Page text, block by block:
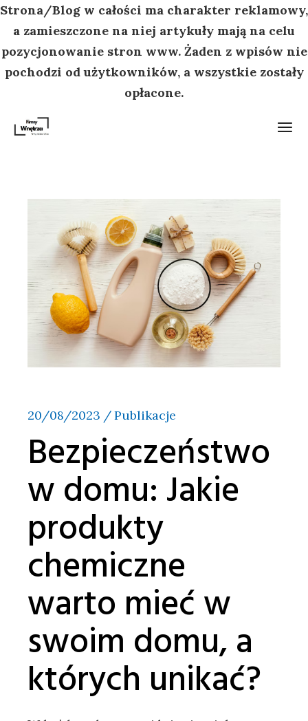
Strona/Blog w całości ma charakter reklamowy,
a zamieszczone na niej artykuły mają na celu
pozycjonowanie stron www. Żaden z wpisów nie
pochodzi od użytkowników, a wszystkie zostały
opłacone.
do
treści
20/08/2023 Publikacje
Bezpieczeństwo
w domu: Jakie
produkty
chemiczne
warto mieć w
swoim domu, a
których unikać?